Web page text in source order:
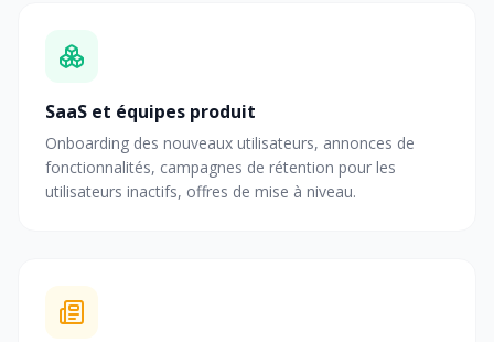
SaaS et équipes produit
Onboarding des nouveaux utilisateurs, annonces de
fonctionnalités, campagnes de rétention pour les
utilisateurs inactifs, offres de mise à niveau.